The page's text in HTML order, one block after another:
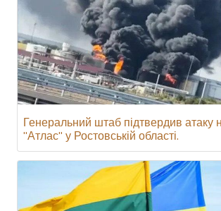
Генеральний штаб підтвердив атаку
"Атлас" у Ростовській області.